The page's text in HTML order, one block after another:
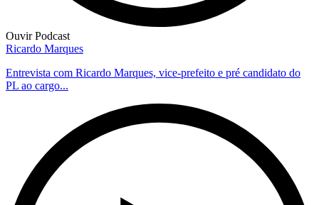
Ouvir Podcast
Ricardo Marques
Entrevista com Ricardo Marques, vice-prefeito e pré candidato do
PL ao cargo...